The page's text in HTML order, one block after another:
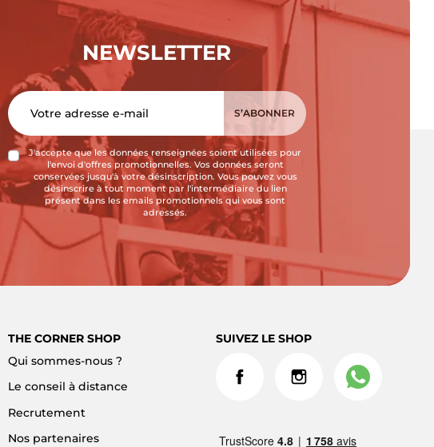
NEWSLETTER
J'accepte que les données renseignées soient utilisées pour
l'envoi d'offres promotionnelles. Vos données seront
conservées jusqu'à votre désinscription. Vous pouvez vous
désinscrire à tout moment par l'intermédiaire du lien
présent dans les emails promotionnels qui vous sont
adressés.
THE CORNER SHOP
Qui sommes-nous ?
Le conseil à distance
Recrutement
Nos partenaires
SUIVEZ LE SHOP